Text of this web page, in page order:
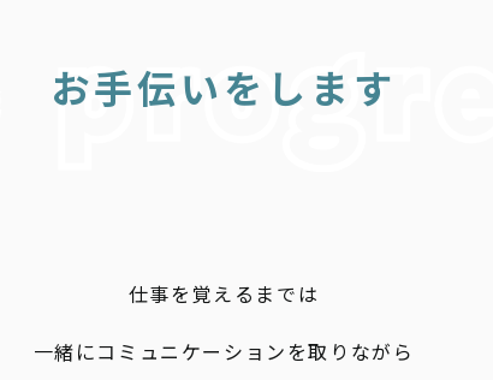
お手伝いをします
仕事を覚えるまでは
一緒にコミュニケーションを取りながら